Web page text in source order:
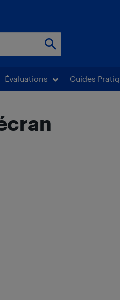
Évaluations Guides